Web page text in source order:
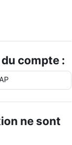
compte :
ne sont